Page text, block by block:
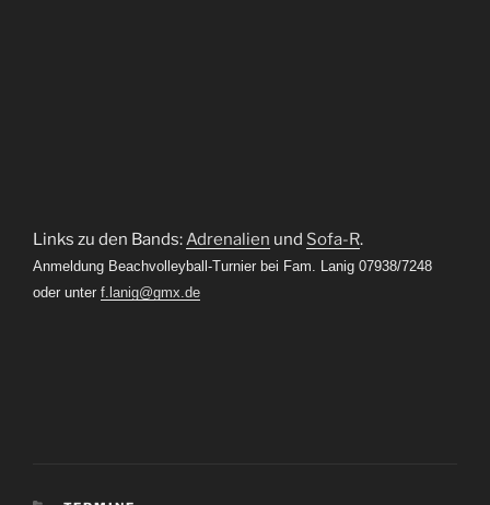
Links zu den Bands:Adrenalien und Sofa-R.
Anmeldung Beachvolleyball-Turnier bei Fam. Lanig 07938/7248
oder unter f.lanig@gmx.de